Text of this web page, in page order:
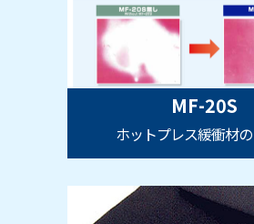
MF-20S
ホットプレス緩衝材